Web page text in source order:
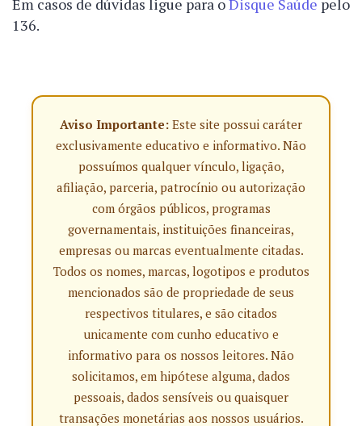
Em casos de dúvidas ligue para oDisque Saúde pelo
136.
Aviso Importante: Este site possui caráter
exclusivamente educativo e informativo. Não
possuímos qualquer vínculo, ligação,
afiliação, parceria, patrocínio ou autorização
com órgãos públicos, programas
governamentais, instituições financeiras,
empresas ou marcas eventualmente citadas.
Todos os nomes, marcas, logotipos e produtos
mencionados são de propriedade de seus
respectivos titulares, e são citados
unicamente com cunho educativo e
informativo para os nossos leitores. Não
solicitamos, em hipótese alguma, dados
pessoais, dados sensíveis ou quaisquer
transações monetárias aos nossos usuários.